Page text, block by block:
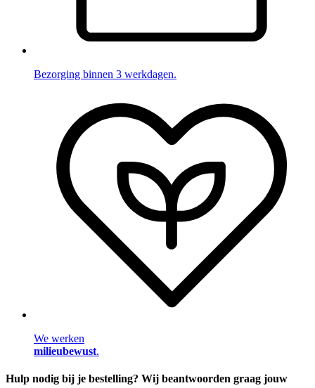
Bezorging binnen 3 werkdagen.
We werken
milieubewust.
Hulp nodig bij je bestelling? Wij beantwoorden graag jouw